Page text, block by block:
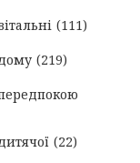
111
219
22